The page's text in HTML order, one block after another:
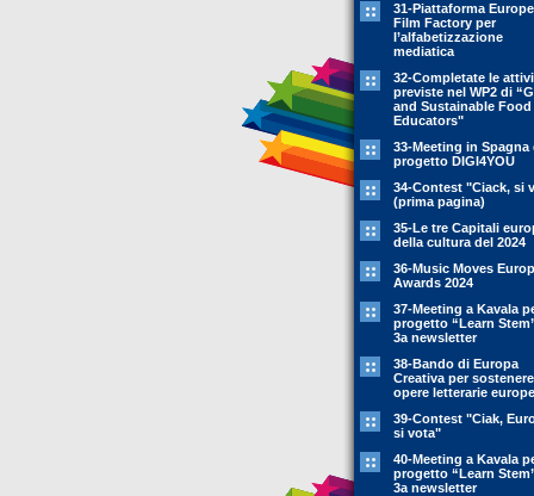
31-Piattaforma
Film Factory per
l’alfabetizzazione
mediatica
32-Completate le
previste nel WP2 di
and Sustainable Food
Educators"
33-Meeting in Spagna
progetto DIGI4YOU
34-Contest "Ciack, si
(prima pagina)
35-Le tre Capitali
della cultura del 2024
36-Music Moves
Awards 2024
37-Meeting a Kavala
progetto “Learn
3a newsletter
38-Bando di Europa
Creativa per
opere letterarie
39-Contest "Ciak,
si vota"
40-Meeting a Kavala
progetto “Learn
3a newsletter